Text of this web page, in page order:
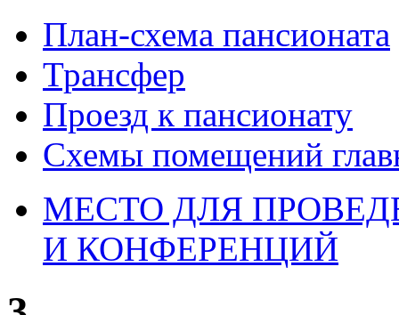
План-схема пансионата
Трансфер
Проезд к пансионату
Схемы помещений
МЕСТО ДЛЯ
И КОНФЕРЕНЦИЙ